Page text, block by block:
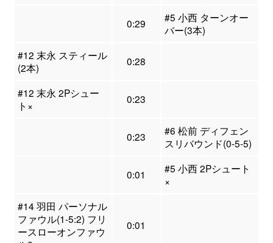
0:29
#5 小西 ターンオー
バー(3本)
#12 末永 スティール
(2本)
0:28
#12 末永 2Pシュー
ト×
0:23
0:23
#6 松前 ディフェン
スリバウンド(0-5-5)
0:01
#5 小西 2Pシュート
×
#14 羽田 パーソナル
ファウル(1-5:2) フリ
ースローオンファウ
0:01